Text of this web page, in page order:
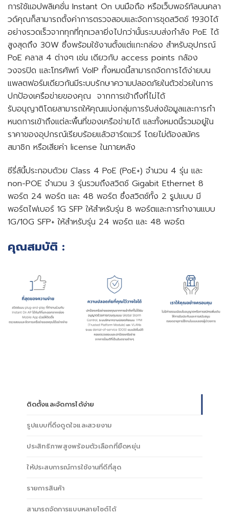
การใช้แอปพลิเคชั่น Instant On บนมือถือ หรือเว็บพอร์ทัลบนคลา
วด์คุณก็สามารถตั้งค่าการตรวจสอบและจัดการชุดสวิตช์ 1930ได้
อย่างรวดเร็วจากทุกที่ทุกเวลายิ่งไปกว่านั้นระบบส่งกําลัง PoE ได้
สูงสุดถึง 30W ซึ่งพร้อมใช้งานตั้งแต่แกะกล่อง สําหรับอุปกรณ์
PoE คลาส 4 ต่างๆ เช่น เดียวกับ access points กล้อง
วงจรปิด และโทรศัพท์ VoIP ทั้งหมดนี้สามารถจัดการได้ง่ายบน
แพลตฟอร์มเดียวกันมีระบบรักษาความปลอดภัยในตัวช่วยในการ
ปกป้องเครือข่ายของคุณ จากการเข้าถึงที่ไม่ได้
รับอนุญาติโดยสามารถให้คุณแบ่งกลุ่มการรับส่งข้อมูลและการกํา
หนดการเข้าถึงแต่ละพื้นที่ของเครือข่ายได้ และทั้งหมดนี้รวมอยู่ใน
ราคาของอุปกรณ์เรียบร้อยแล้วฮาร์ดแวร์ โดยไม่ต้องสมัคร
สมาชิก หรือเสียค่า license ในภายหลัง
ซีรี่ส์นี้ประกอบด้วย Class 4 PoE (PoE+) จํานวน 4 รุ่น และ
non-POE จํานวน 3 รุ่นรวมถึงสวิตช์ Gigabit Ethernet 8
พอร์ต 24 พอร์ต และ 48 พอร์ต ซึ่งสวิตซ์ทั้ง 2 รูปแบบ มี
พอร์ตไฟเบอร์ 1G SFP ให้สําหรับรุ่น 8 พอร์ตและการทํางานแบบ
1G/10G SFP+ ให้สําหรับรุ่น 24 พอร์ต และ 48 พอร์ต
ㅤคุณสมบัติ :
ติดตั้งและจัดการได้ง่าย
รูปแบบที่ดึงดูดใจและสวยงาม
ประสิทธิภาพสูงพร้อมตัวเลือกที่ยืดหยุ่น
ให้ประสบการณ์การใช้งานที่ดีที่สุด
รายการสินค้า
สามารถจัดการแบบหลายไซต์ได้